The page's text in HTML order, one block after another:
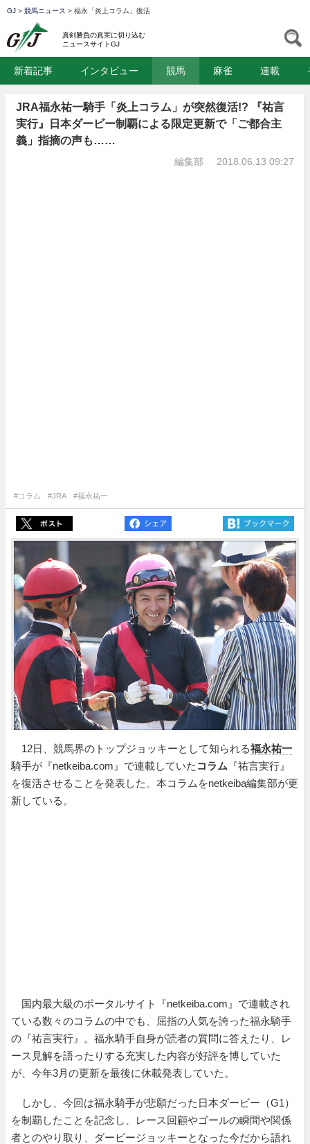
GJ > 競馬ニュース > 福永「炎上コラム」復活
真剣勝負の真実に切り込む
ニュースサイトGJ
新着記事 インタビュー 競馬 麻雀 連載
JRA福永祐一騎手「炎上コラム」が突然復活!? 『祐言
実行』日本ダービー制覇による限定更新で「ご都合主
義」指摘の声も……
編集部 2018.06.13 09:27
#コラム #JRA #福永祐一
12日、競馬界のトップジョッキーとして知られる福永祐一
騎手が『netkeiba.com』で連載していた コラム 『祐言実行』
を復活させることを発表した。本コラムをnetkeiba編集部が更
新している。
国内最大級のポータルサイト『netkeiba.com』で連載され
ている数々のコラムの中でも、屈指の人気を誇った福永騎手
の『祐言実行』。福永騎手自身が読者の質問に答えたり、レ
ース見解を語ったりする充実した内容が好評を博していた
が、今年3月の更新を最後に休載発表していた。
しかし、今回は福永騎手が悲願だった日本ダービー（G1）
を制覇したことを記念し、レース回顧やゴールの瞬間や関係
者とのやり取り、ダービージョッキーとなった今だから語れ